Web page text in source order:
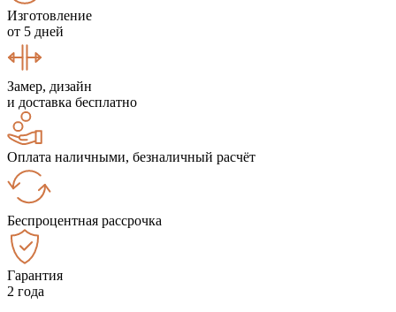
Изготовление
от 5 дней
Замер, дизайн
и доставка бесплатно
Оплата наличными, безналичный расчёт
Беспроцентная рассрочка
Гарантия
2 года